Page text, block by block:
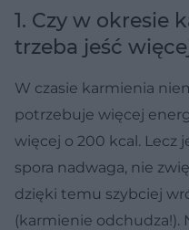
1. Czy w okresie
trzeba jeść
W czasie karmienia
potrzebuje więcej
więcej o 200 kcal. Lecz
spora nadwaga, nie
dzięki temu szybciej
(karmienie odchudza!).